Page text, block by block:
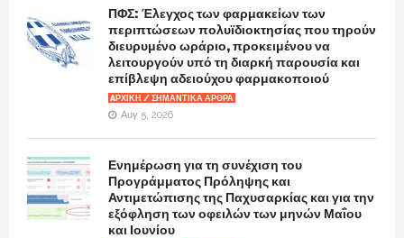
ΠΦΣ: Έλεγχος των φαρμακείων των
περιπτώσεων πολυϊδιοκτησίας που τηρούν
διευρυμένο ωράριο, προκειμένου να
λειτουργούν υπό τη διαρκή παρουσία και
επίβλεψη αδειούχου φαρμακοποιού
AΡΧΙΚΉ / ΣΗΜΑΝΤΙΚΆ ΆΡΘΡΑ
Αυγ 5, 2026
Ενημέρωση για τη συνέχιση του
Προγράμματος Πρόληψης και
Αντιμετώπισης της Παχυσαρκίας και για την
εξόφληση των οφειλών των μηνών Μαΐου
και Ιουνίου